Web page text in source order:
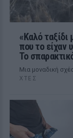
«Καλό ταξίδι
που το είχαν
Το
Μια μοναδική
ΧΤΕΣ